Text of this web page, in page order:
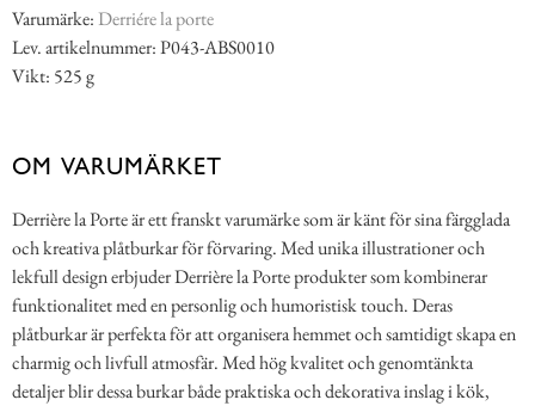
Varumärke: Derriére la porte
Lev. artikelnummer: P043-ABS0010
Vikt: 525 g
OM VARUMÄRKET
Derrière la Porte är ett franskt varumärke som är känt för sina färgglada
och kreativa plåtburkar för förvaring. Med unika illustrationer och
lekfull design erbjuder Derrière la Porte produkter som kombinerar
funktionalitet med en personlig och humoristisk touch. Deras
plåtburkar är perfekta för att organisera hemmet och samtidigt skapa en
charmig och livfull atmosfär. Med hög kvalitet och genomtänkta
detaljer blir dessa burkar både praktiska och dekorativa inslag i kök,